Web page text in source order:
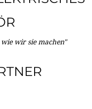
wir sie machen"